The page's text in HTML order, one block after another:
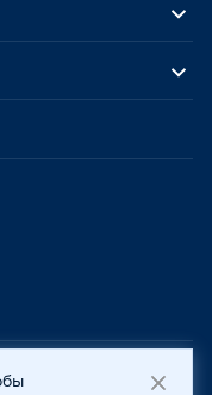
г. Калининград,